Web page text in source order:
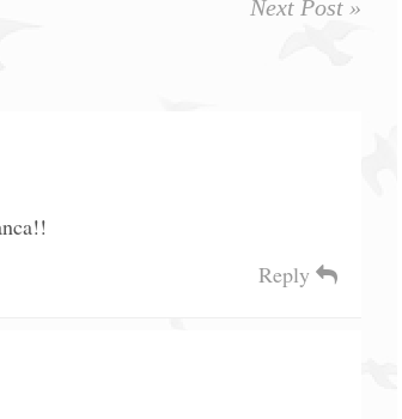
Next Post »
Reply